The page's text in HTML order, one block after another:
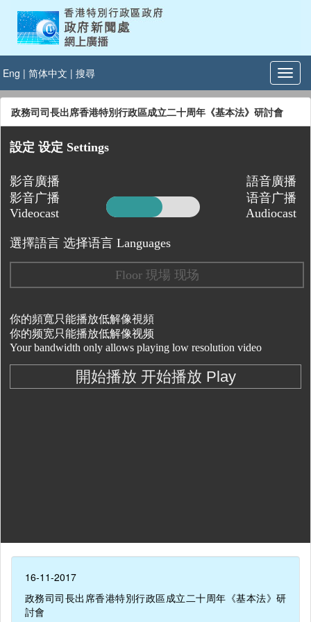
Eng | 简体中文 | 搜尋
政務司司長出席香港特別行政區成立二十周年《基本法》研討會
16-11-2017
政務司司長出席香港特別行政區成立二十周年《基本法》研
討會